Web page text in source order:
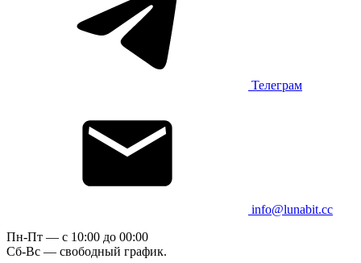
Телеграм
info@lunabit.cc
Пн-Пт — c 10:00 до 00:00
Сб-Вс — свободный график.